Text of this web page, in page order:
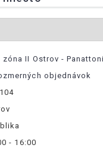
zóna II Ostrov -
objednávok
- 16:00